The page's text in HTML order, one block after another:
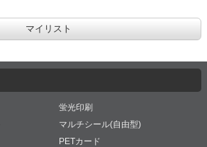
蛍光印刷
マルチシール(自由型)
PETカード